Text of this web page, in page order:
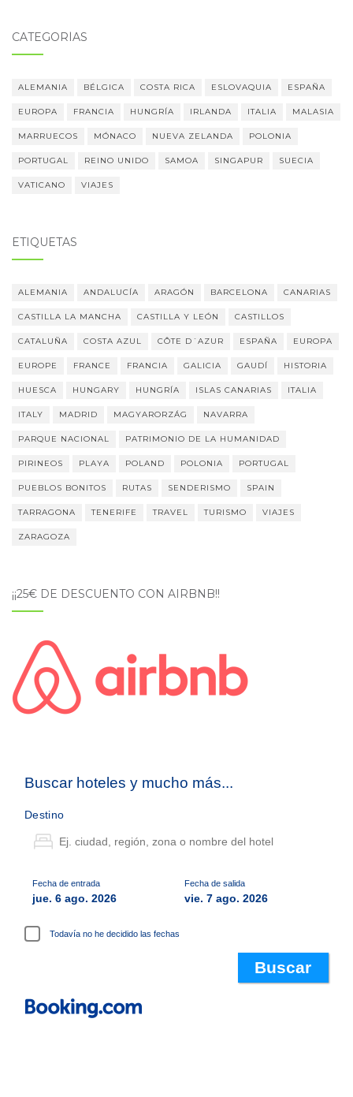
CATEGORÍAS
ALEMANIA BÉLGICA COSTA RICA ESLOVAQUIA ESPAÑA
EUROPA FRANCIA HUNGRÍA IRLANDA ITALIA MALASIA
MARRUECOS MÓNACO NUEVA ZELANDA POLONIA
PORTUGAL REINO UNIDO SAMOA SINGAPUR SUECIA
VATICANO VIAJES
ETIQUETAS
ALEMANIA ANDALUCÍA ARAGÓN BARCELONA CANARIAS
CASTILLA LA MANCHA CASTILLA Y LEÓN CASTILLOS
CATALUÑA COSTA AZUL CÔTE D´AZUR ESPAÑA EUROPA
EUROPE FRANCE FRANCIA GALICIA GAUDÍ HISTORIA
HUESCA HUNGARY HUNGRÍA ISLAS CANARIAS ITALIA
ITALY MADRID MAGYARORZÁG NAVARRA
PARQUE NACIONAL PATRIMONIO DE LA HUMANIDAD
PIRINEOS PLAYA POLAND POLONIA PORTUGAL
PUEBLOS BONITOS RUTAS SENDERISMO SPAIN
TARRAGONA TENERIFE TRAVEL TURISMO VIAJES
ZARAGOZA
¡¡25€ DE DESCUENTO CON AIRBNB!!
Buscar hoteles y mucho más...
Destino
Fecha de entrada
jue. 6 ago. 2026
Fecha de salida
vie. 7 ago. 2026
Todavía no he decidido las fechas